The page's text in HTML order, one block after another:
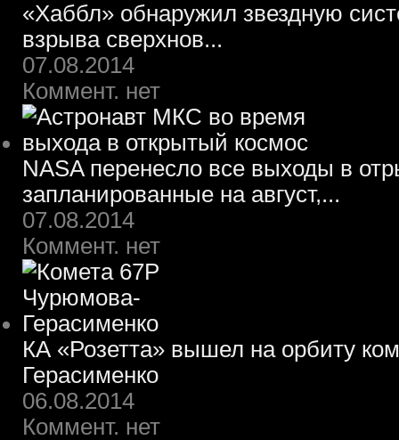
«Хаббл» обнаружил звездную
взрыва сверхнов...
07.08.2014
Коммент. нет
NASA перенесло все выходы в
запланированные на август,...
07.08.2014
Коммент. нет
КА «Розетта» вышел на орбиту
Герасименко
06.08.2014
Коммент. нет